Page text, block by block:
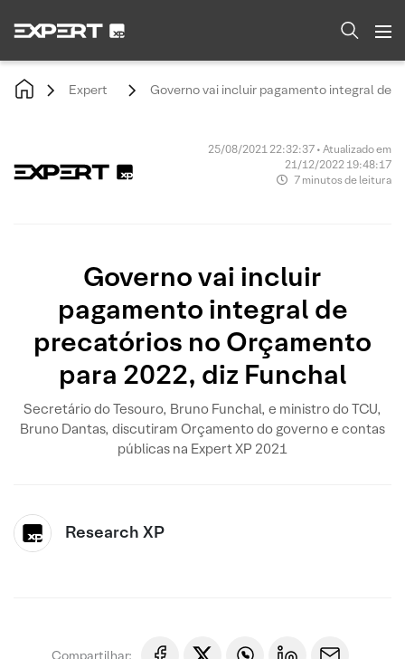
Expert Governo vai incluir pagamento integral de
25/08/2021 22:32:37 • Atualizado em
21/12/2022 19:48:17
7 minutos de leitura
Governo vai incluir
pagamento integral de
precatórios no Orçamento
para 2022, diz Funchal
Secretário do Tesouro, Bruno Funchal, e ministro do TCU,
Bruno Dantas, discutiram Orçamento do governo e contas
públicas na Expert XP 2021
Research XP
Compartilhar: